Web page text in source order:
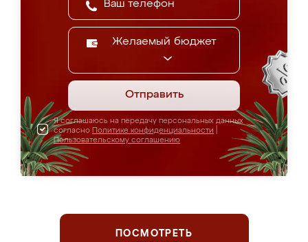
Желаемый бюджет
Отправить
Я соглашаюсь на передачу персональных данных
согласно Политике конфиденциальности
Пользовательскому соглашению
ПОСМОТРЕТЬ